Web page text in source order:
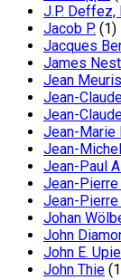
J.P. Deffez,
Jacob P. (1)
Jacques
James
Jean Meuris
Jean-
Jean-
Jean-Marie
Jean-
Jean-Paul
Jean-
Jean-
Johan
John
John E.
John Thie